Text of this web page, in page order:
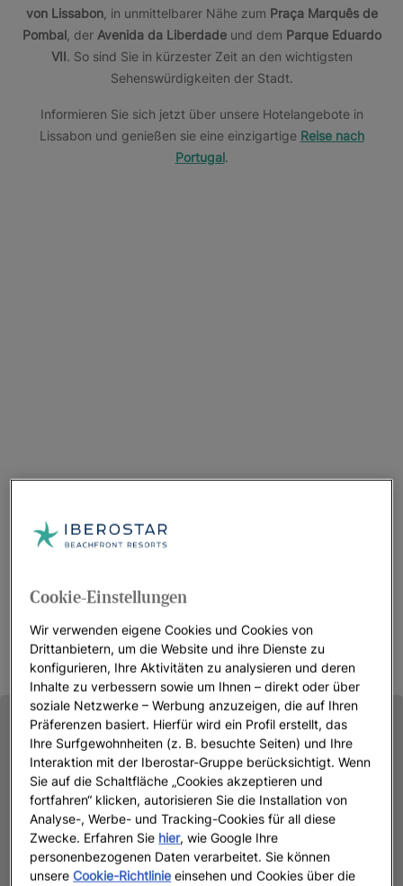
von Lissabon, in unmittelbarer Nähe zum Praça Marquês de
Pombal, der Avenida da Liberdadeund dem Parque Eduardo
VII. So sind Sie in kürzester Zeit an den wichtigsten
Sehenswürdigkeiten der Stadt.
Informieren Sie sich jetzt über unsere Hotelangebote in
Lissabon und genießen sie eine einzigartige Reise nach
Portugal.
Cookie-Einstellungen
Wir verwenden eigene Cookies und Cookies von
Drittanbietern, um die Website und ihre Dienste zu
konfigurieren, Ihre Aktivitäten zu analysieren und deren
Inhalte zu verbessern sowie um Ihnen – direkt oder über
soziale Netzwerke – Werbung anzuzeigen, die auf Ihren
Präferenzen basiert. Hierfür wird ein Profil erstellt, das
Ihre Surfgewohnheiten (z. B. besuchte Seiten) und Ihre
Interaktion mit der Iberostar-Gruppe berücksichtigt. Wenn
Sie auf die Schaltfläche „Cookies akzeptieren und
fortfahren“ klicken, autorisieren Sie die Installation von
Analyse-, Werbe- und Tracking-Cookies für all diese
Zwecke. Erfahren Sie hier, wie Google Ihre
personenbezogenen Daten verarbeitet. Sie können
unsereCookie-Richtlinie einsehen und Cookies über die